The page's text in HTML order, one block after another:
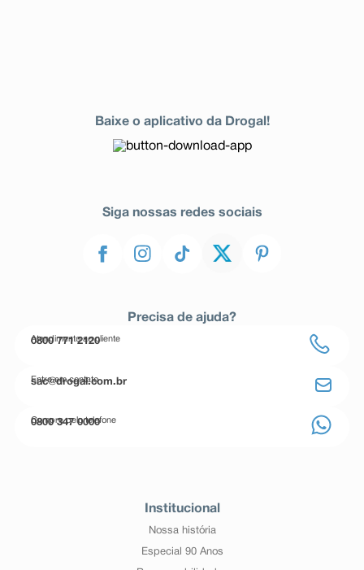
Baixe o aplicativo da Drogal!
Siga nossas redes sociais
Precisa de ajuda?
Atendimento ao cliente
0800 771 2120
Entre em contato
sac@drogal.com.br
Compre pelo telefone
0800 347 0000
Institucional
Nossa história
Especial 90 Anos